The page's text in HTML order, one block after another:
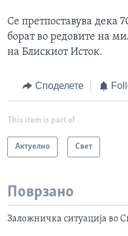
Се претпоставува дека
борат во редовите на
на Блискиот Исток.
Споделете
This item is part of
Актуелно Свет
Поврзано
Заложничка ситуација во